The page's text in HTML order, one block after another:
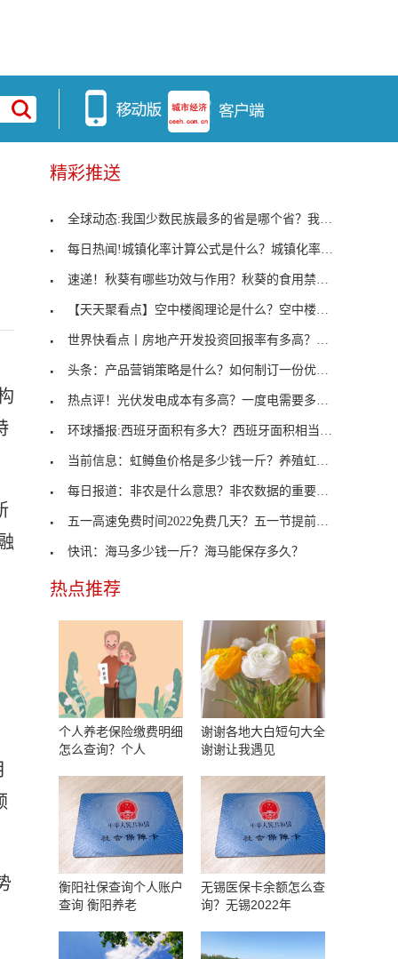
精彩推送
全球动态:我国少数民族最多的省是哪个省？我国少数
每日热闻!城镇化率计算公式是什么？城镇化率有什么
速递！秋葵有哪些功效与作用？秋葵的食用禁忌有哪些
【天天聚看点】空中楼阁理论是什么？空中楼阁理论在
世界快看点丨房地产开发投资回报率有多高？如何衡量
头条：产品营销策略是什么？如何制订一份优秀的产品
热点评！光伏发电成本有多高？一度电需要多少钱？
环球播报:西班牙面积有多大？西班牙面积相当于中国
当前信息：虹鳟鱼价格是多少钱一斤？养殖虹鳟鱼的市
每日报道：非农是什么意思？非农数据的重要性有哪些
五一高速免费时间2022免费几天？五一节提前一天上高
快讯：海马多少钱一斤？海马能保存多久？
热点推荐
个人养老保险缴费明细
怎么查询？个人
谢谢各地大白短句大全
谢谢让我遇见
衡阳社保查询个人账户
查询 衡阳养老
无锡医保卡余额怎么查
询？无锡2022年